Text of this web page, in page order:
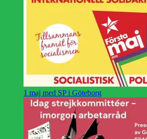
1 maj med SP i Göteborg